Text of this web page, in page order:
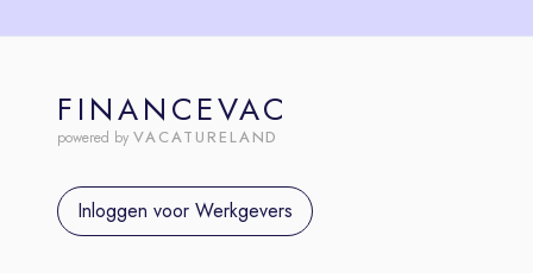
FINANCEVAC
powered by VACATURELAND
Inloggen voor Werkgevers